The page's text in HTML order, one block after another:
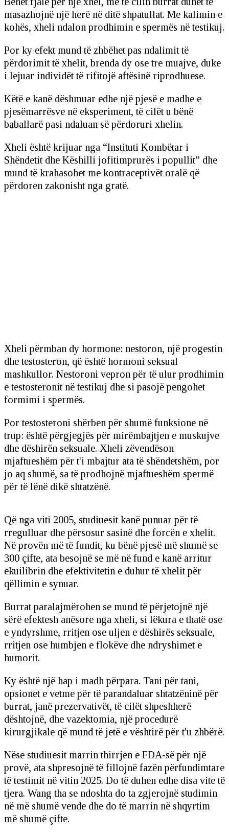
masazhojnë një herë në ditë shpatullat. Me kalimin e
kohës, xheli ndalon prodhimin e spermës në testikuj.
Por ky efekt mund të zhbëhet pas ndalimit të
përdorimit të xhelit, brenda dy ose tre muajve, duke
i lejuar individët të rifitojë aftësinë riprodhuese.
Këtë e kanë dëshmuar edhe një pjesë e madhe e
pjesëmarrësve në eksperiment, të cilët u bënë
baballarë pasi ndaluan së përdoruri xhelin.
Xheli është krijuar nga “Instituti Kombëtar i
Shëndetit dhe Këshilli jofitimprurës i popullit” dhe
mund të krahasohet me kontraceptivët oralë që
përdoren zakonisht nga gratë.
Xheli përmban dy hormone: nestoron, një progestin
dhe testosteron, që është hormoni seksual
mashkullor. Nestoroni vepron për të ulur prodhimin
e testosteronit në testikuj dhe si pasojë pengohet
formimi i spermës.
Por testosteroni shërben për shumë funksione në
trup: është përgjegjës për mirëmbajtjen e muskujve
dhe dëshirën seksuale. Xheli zëvendëson
mjaftueshëm për t'i mbajtur ata të shëndetshëm, por
jo aq shumë, sa të prodhojnë mjaftueshëm spermë
për të lënë dikë shtatzënë.
Që nga viti 2005, studiuesit kanë punuar për të
rregulluar dhe përsosur sasinë dhe forcën e xhelit.
Në provën më të fundit, ku bënë pjesë më shumë se
300 çifte, ata besojnë se më në fund e kanë arritur
ekuilibrin dhe efektivitetin e duhur të xhelit për
qëllimin e synuar.
Burrat paralajmërohen se mund të përjetojnë një
sërë efektesh anësore nga xheli, si lëkura e thatë ose
e yndyrshme, rritjen ose uljen e dëshirës seksuale,
rritjen ose humbjen e flokëve dhe ndryshimet e
humorit.
Ky është një hap i madh përpara. Tani për tani,
opsionet e vetme për të parandaluar shtatzëninë për
burrat, janë prezervativët, të cilët shpeshherë
dështojnë, dhe vazektomia, një procedurë
kirurgjikale që mund të jetë e vështirë për t'u zhbërë.
Nëse studiuesit marrin thirrjen e FDA-së për një
provë, ata shpresojnë të fillojnë fazën përfundimtare
të testimit në vitin 2025. Do të duhen edhe disa vite të
tjera. Wang tha se ndoshta do ta zgjerojnë studimin
në më shumë vende dhe do të marrin në shqyrtim
më shumë çifte.